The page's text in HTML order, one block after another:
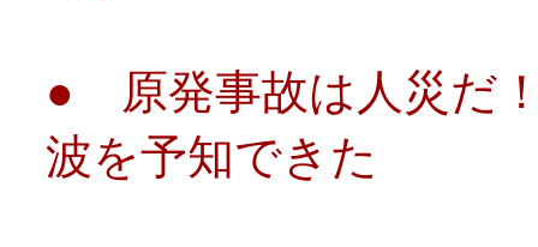
● 原発事故は人災だ
波を予知できた